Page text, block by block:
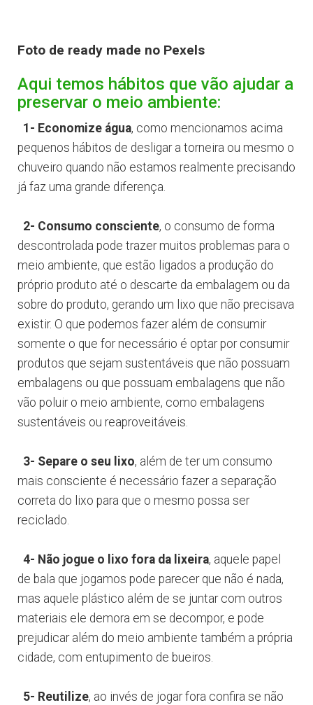
Foto de ready made no Pexels
Aqui temos hábitos que vão ajudar a
preservar o meio ambiente:
1- Economize água, como mencionamos acima
pequenos hábitos de desligar a torneira ou mesmo o
chuveiro quando não estamos realmente precisando
já faz uma grande diferença.
2- Consumo consciente, o consumo de forma
descontrolada pode trazer muitos problemas para o
meio ambiente, que estão ligados a produção do
próprio produto até o descarte da embalagem ou da
sobre do produto, gerando um lixo que não precisava
existir. O que podemos fazer além de consumir
somente o que for necessário é optar por consumir
produtos que sejam sustentáveis que não possuam
embalagens ou que possuam embalagens que não
vão poluir o meio ambiente, como embalagens
sustentáveis ou reaproveitáveis.
3- Separe o seu lixo, além de ter um consumo
mais consciente é necessário fazer a separação
correta do lixo para que o mesmo possa ser
reciclado.
4- Não jogue o lixo fora da lixeira, aquele papel
de bala que jogamos pode parecer que não é nada,
mas aquele plástico além de se juntar com outros
materiais ele demora em se decompor, e pode
prejudicar além do meio ambiente também a própria
cidade, com entupimento de bueiros.
5- Reutilize, ao invés de jogar fora confira se não